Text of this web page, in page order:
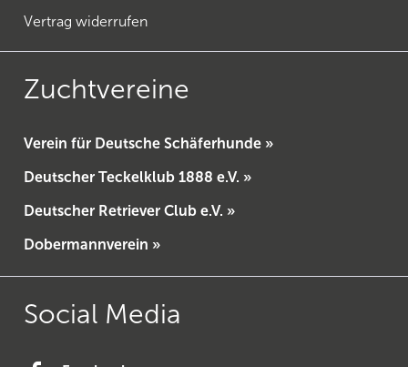
Vertrag widerrufen
Zuchtvereine
Verein für Deutsche Schäferhunde »
Deutscher Teckelklub 1888 e.V. »
Deutscher Retriever Club e.V. »
Dobermannverein »
Social Media